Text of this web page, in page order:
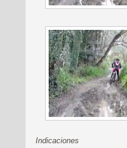
Indicaciones